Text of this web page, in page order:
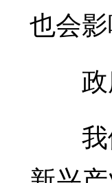
也会
我们